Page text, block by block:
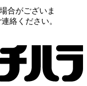
合がございま
絡ください。